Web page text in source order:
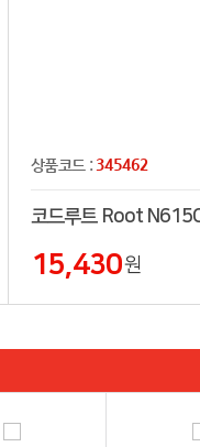
상품코드 : 345462
코드루트 Root
15,430원